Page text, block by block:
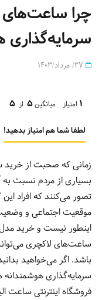
چرا
1 امتیاز میانگین5 از 5
لطفا شما هم امتیاز بدهید!
زمانی که صحبت از
بسیاری از مردم نسبت
تصور می‌کنند که افراد
موقعیت اجتماعی و
اینطور نیست و خرید
ساعت‌های لاکچری
باشد. اگر می‌خواهید
سرمایه‌گذاری هوشمندانه
فروشگاه اینترنتی ساعت